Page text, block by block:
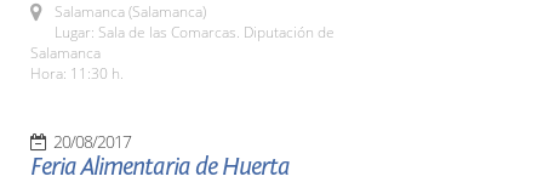
Salamanca (Salamanca)
Lugar: Sala de las Comarcas. Diputación de
Salamanca
Hora: 11:30 h.
20/08/2017
Feria Alimentaria de Huerta